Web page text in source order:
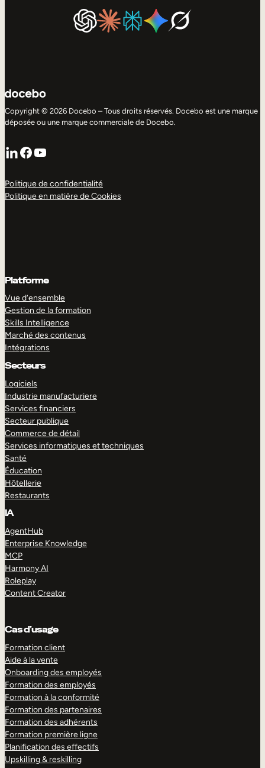
Copyright © 2026 Docebo – Tous droits réservés. Docebo est une marque
déposée ou une marque commerciale de Docebo.
LinkedIn
Facebook
YouTube
Politique de confidentialité
Politique en matière de Cookies
Platforme
Vue d’ensemble
Gestion de la formation
Skills Intelligence
Marché des contenus
Intégrations
Secteurs
Logiciels
Industrie manufacturiere
Services financiers
Secteur publique
Commerce de détail
Services informatiques et techniques
Santé
Éducation
Hôtellerie
Restaurants
IA
AgentHub
Enterprise Knowledge
MCP
Harmony AI
Roleplay
Content Creator
Cas d’usage
Formation client
Aide à la vente
Onboarding des employés
Formation des employés
Formation à la conformité
Formation des partenaires
Formation des adhérents
Formation première ligne
Planification des effectifs
Upskilling & reskilling